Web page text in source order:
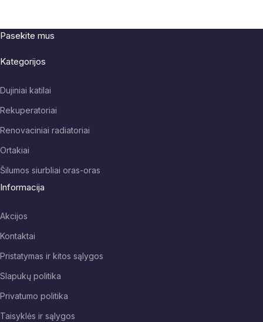
Pasekite mus
Kategorijos
Dujiniai katilai
Rekuperatoriai
Renovaciniai radiatoriai
Ortakiai
Šilumos siurbliai oras-oras
Informacija
Akcijos
Kontaktai
Pristatymas ir kitos sąlygos
Slapukų politika
Privatumo politika
Taisyklės ir sąlygos